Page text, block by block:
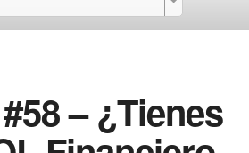
– ¿Tienes